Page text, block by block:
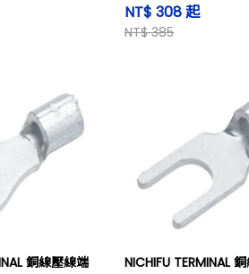
NT$ 308 起
NT$ 385
銅線壓線端
NICHIFU TERMINAL